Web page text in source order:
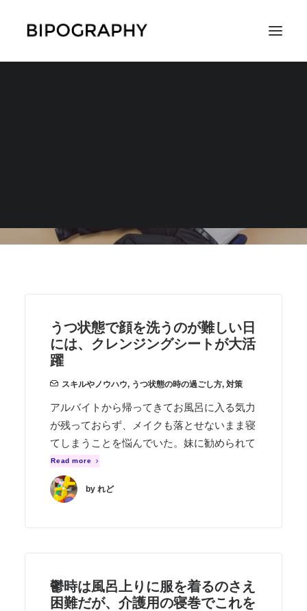
うつ状態で顔を洗うのが難しい日
には、クレンジングシートが大活
躍
スキルやノウハウ, うつ状態の時の過ごし方, 対策
アルバイトから帰ってきてお風呂に入る気力
が残っておらず、メイクも落とせないまま寝
てしまうことを悩んでいた。妹に勧められて
Read more
by れど
鬱時は風呂上りに服を着るのさえ
困難だが、介護用の寝巻でこれを